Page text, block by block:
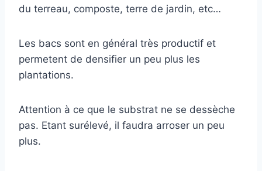
du terreau, composte, terre de jardin, etc…
Les bacs sont en général très productif et
permetent de densifier un peu plus les
plantations.
Attention à ce que le substrat ne se dessèche
pas. Etant surélevé, il faudra arroser un peu
plus.